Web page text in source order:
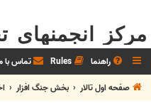
مرکز
راهنما Rules تماس با ما
صفحه اول تالار
بخش جنگ افزار